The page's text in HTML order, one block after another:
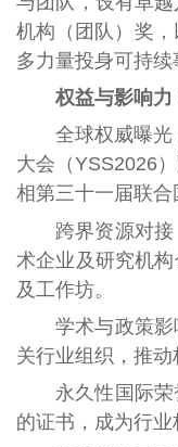
机构（团队）奖
多力量投身可持续
权益与影响
全球权威曝
大会（YSS2026
相第三十一届联合
跨界资源对
术企业及研究机
及工作坊。
学术与政策
关行业组织，推动
永久性国际
的证书，成为行业